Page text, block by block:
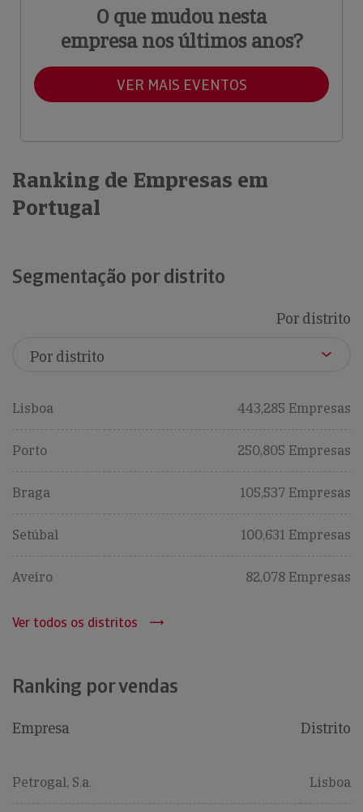
O que mudou nesta
empresa nos últimos anos?
VER MAIS EVENTOS
Ranking de Empresas em
Portugal
Segmentação por distrito
Por distrito
Lisboa 443,285 Empresas
Porto 250,805 Empresas
Braga 105,537 Empresas
Setúbal 100,631 Empresas
Aveiro 82,078 Empresas
Ver todos os distritos
Ranking por vendas
Empresa Distrito
Petrogal, S.a. Lisboa